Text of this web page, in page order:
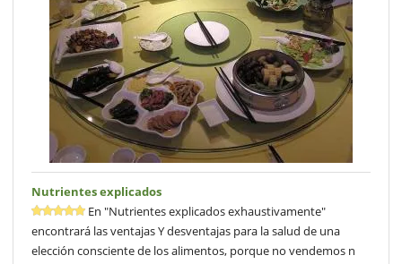
Nutrientes explicados
En "Nutrientes explicados exhaustivamente"
encontrará las ventajas Y desventajas para la salud de una
elección consciente de los alimentos, porque no vendemos n